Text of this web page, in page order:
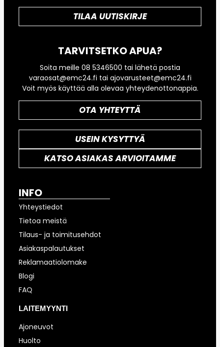
TILAA UUTISKIRJE
TARVITSETKO APUA?
Soita meille 08 5346500 tai lähetä postia
varaosat@emc24.fi tai ajovarusteet@emc24.fi
Voit myös käyttää alla olevaa yhteydenottonappia.
OTA YHTEYTTÄ
USEIN KYSYTTYÄ
KATSO ASIAKAS ARVIOITAMME
INFO
Yhteystiedot
Tietoa meistä
Tilaus- ja toimitusehdot
Asiakaspalautukset
Reklamaatiolomake
Blogi
FAQ
LAITEMYYNTI
Ajoneuvot
Huolto